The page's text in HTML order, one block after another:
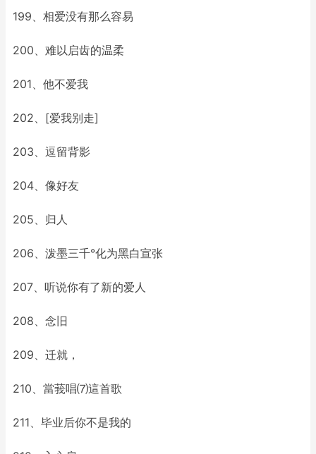
199、相爱没有那么容易
200、难以启齿的温柔
201、他不爱我
202、[爱我别走]
203、逗留背影
204、像好友
205、归人
206、泼墨三千°化为黑白宣张
207、听说你有了新的爱人
208、念旧
209、迁就，
210、當莪唱⑺這首歌
211、毕业后你不是我的